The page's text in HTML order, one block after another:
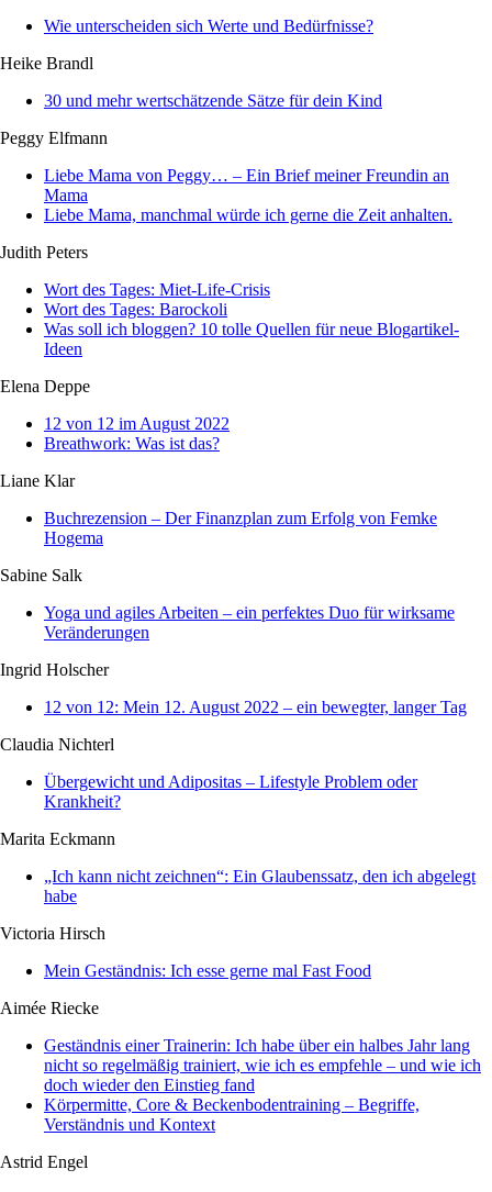
Wie unterscheiden sich Werte und Bedürfnisse?
Heike Brandl
30 und mehr wertschätzende Sätze für dein Kind
Peggy Elfmann
Liebe Mama von Peggy… – Ein Brief meiner Freundin an
Mama
Liebe Mama, manchmal würde ich gerne die Zeit anhalten.
Judith Peters
Wort des Tages: Miet-Life-Crisis​​​​​​​​
Wort des Tages: Barockoli
Was soll ich bloggen? 10 tolle Quellen für neue Blogartikel-
Ideen
Elena Deppe
12 von 12 im August 2022
Breathwork: Was ist das?
Liane Klar
Buchrezension – Der Finanzplan zum Erfolg von Femke
Hogema
Sabine Salk
Yoga und agiles Arbeiten – ein perfektes Duo für wirksame
Veränderungen
Ingrid Holscher
12 von 12: Mein 12. August 2022 – ein bewegter, langer Tag
Claudia Nichterl
Übergewicht und Adipositas – Lifestyle Problem oder
Krankheit?
Marita Eckmann
„Ich kann nicht zeichnen“: Ein Glaubenssatz, den ich abgelegt
habe
Victoria Hirsch
Mein Geständnis: Ich esse gerne mal Fast Food
Aimée Riecke
Geständnis einer Trainerin: Ich habe über ein halbes Jahr lang
nicht so regelmäßig trainiert, wie ich es empfehle – und wie ich
doch wieder den Einstieg fand
Körpermitte, Core & Beckenbodentraining – Begriffe,
Verständnis und Kontext
Astrid Engel